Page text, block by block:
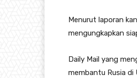
Menurut laporan
mengungkapkan
Daily Mail yang
membantu Rusia di